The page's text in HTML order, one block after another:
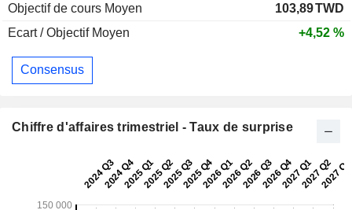
Objectif de cours Moyen
103,89TWD
Ecart / Objectif Moyen
+4,52 %
Consensus
Chiffre d'affaires trimestriel - Taux de surprise